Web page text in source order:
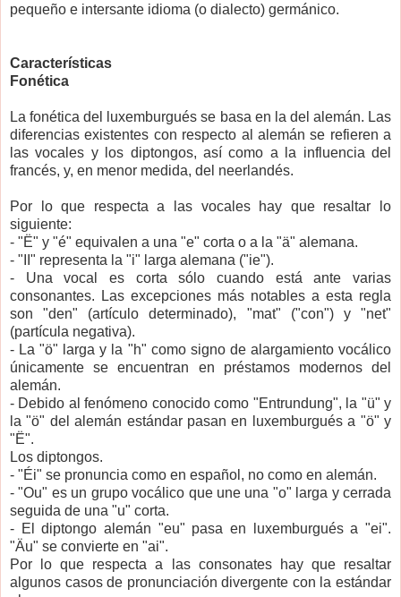
pequeño e intersante idioma (o dialecto) germánico.
Características
Fonética
La fonética del luxemburgués se basa en la del alemán. Las
diferencias existentes con respecto al alemán se refieren a
las vocales y los diptongos, así como a la influencia del
francés, y, en menor medida, del neerlandés.
Por lo que respecta a las vocales hay que resaltar lo
siguiente:
- "Ë" y "é" equivalen a una "e" corta o a la "ä" alemana.
- "II" representa la "i" larga alemana ("ie").
- Una vocal es corta sólo cuando está ante varias
consonantes. Las excepciones más notables a esta regla
son "den" (artículo determinado), "mat" ("con") y "net"
(partícula negativa).
- La "ö" larga y la "h" como signo de alargamiento vocálico
únicamente se encuentran en préstamos modernos del
alemán.
- Debido al fenómeno conocido como "Entrundung", la "ü" y
la "ö" del alemán estándar pasan en luxemburgués a "ö" y
"Ë".
Los diptongos.
- "Éi" se pronuncia como en español, no como en alemán.
- "Ou" es un grupo vocálico que une una "o" larga y cerrada
seguida de una "u" corta.
- El diptongo alemán "eu" pasa en luxemburgués a "ei".
"Äu" se convierte en "ai".
Por lo que respecta a las consonates hay que resaltar
algunos casos de pronunciación divergente con la estándar